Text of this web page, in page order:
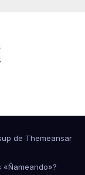
de Themeansar
«Ñameando»?